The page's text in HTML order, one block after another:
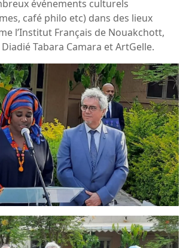
événements culturels
café philo etc) dans des lieux
l’Institut Français de Nouakchott,
Diadié Tabara Camara et ArtGelle.